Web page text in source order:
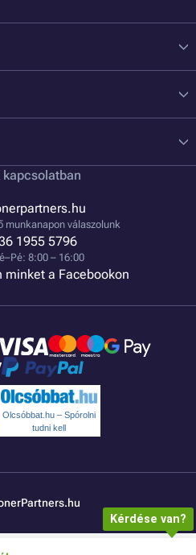
kapcsolatban
munkanapon válaszolunk
1955 5796
8:00 – 16:00
minket a Facebookon
Olcsóbbat.hu – Spórolni
tudni kell
Kérdése van?